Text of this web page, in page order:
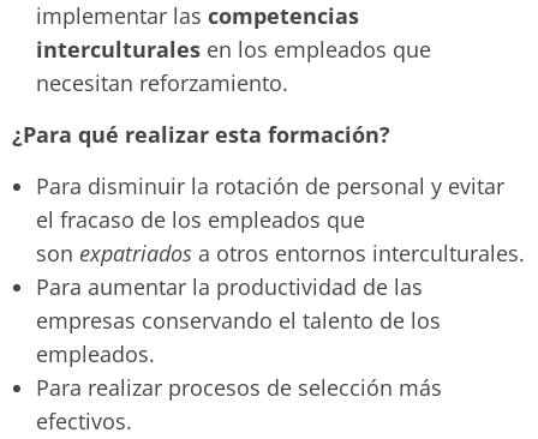
implementar las competencias
interculturales en los empleados que
necesitan reforzamiento.
¿Para qué realizar esta formación?
Para disminuir la rotación de personal y evitar
el fracaso de los empleados que
son expatriados a otros entornos interculturales.
Para aumentar la productividad de las
empresas conservando el talento de los
empleados.
Para realizar procesos de selección más
efectivos.